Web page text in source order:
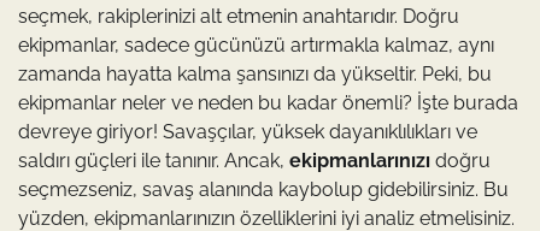
seçmek, rakiplerinizi alt etmenin anahtarıdır. Doğru
ekipmanlar, sadece gücünüzü artırmakla kalmaz, aynı
zamanda hayatta kalma şansınızı da yükseltir. Peki, bu
ekipmanlar neler ve neden bu kadar önemli? İşte burada
devreye giriyor! Savaşçılar, yüksek dayanıklılıkları ve
saldırı güçleri ile tanınır. Ancak, ekipmanlarınızı doğru
seçmezseniz, savaş alanında kaybolup gidebilirsiniz. Bu
yüzden, ekipmanlarınızın özelliklerini iyi analiz etmelisiniz.